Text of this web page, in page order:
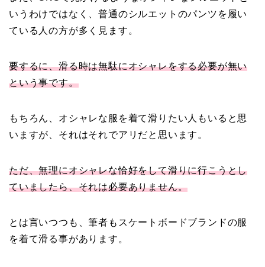
いうわけではなく、普通のシルエットのパンツを履い
ている人の方が多く見ます。
要するに、滑る時は無駄にオシャレをする必要が無い
という事です。
もちろん、オシャレな服を着て滑りたい人もいると思
いますが、それはそれでアリだと思います。
ただ、無理にオシャレな恰好をして滑りに行こうとし
ていましたら、それは必要ありません。
とは言いつつも、筆者もスケートボードブランドの服
を着て滑る事があります。